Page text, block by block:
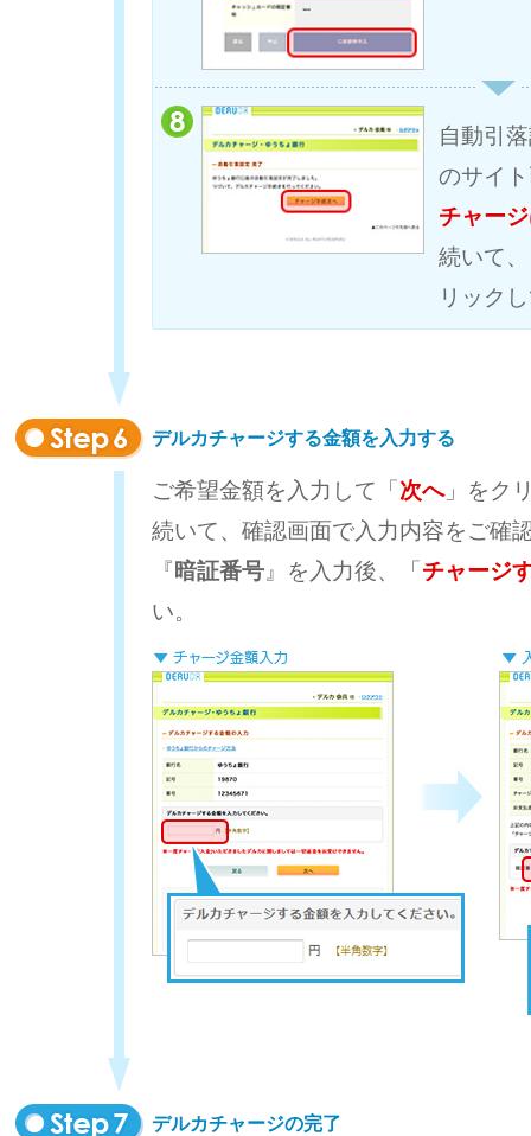
自動引
のサイ
チャー
続いて
リック
デルカチャージする金額を入力する
ご希望金額を入力して「次へ」をク
続いて、確認画面で入力内容をご確
『暗証番号 』を入力後、「チャージ
い。
デルカチャージの完了